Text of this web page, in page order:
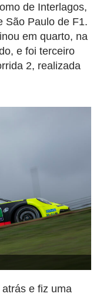
de Interlagos,
São Paulo de F1.
em quarto, na
e foi terceiro
2, realizada
e fiz uma